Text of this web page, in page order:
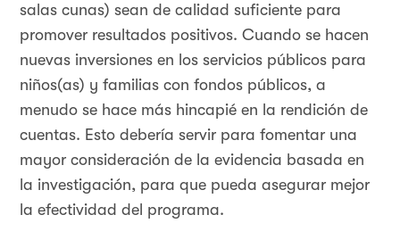
salas cunas) sean de calidad suficiente para
promover resultados positivos. Cuando se hacen
nuevas inversiones en los servicios públicos para
niños(as) y familias con fondos públicos, a
menudo se hace más hincapié en la rendición de
cuentas. Esto debería servir para fomentar una
mayor consideración de la evidencia basada en
la investigación, para que pueda asegurar mejor
la efectividad del programa.